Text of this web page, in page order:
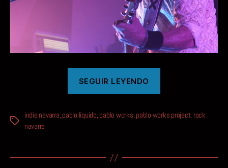
SEGUIR LEYENDO
Etiquetas
indie navarra, pablo liquido, pablo works, pablo works project, rock
navarra